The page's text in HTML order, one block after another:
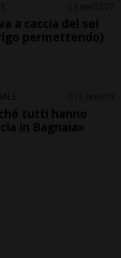
2 ore 2 7
a caccia del sei
permettendo)
12 ore 10
tutti hanno
in Bagnaia»